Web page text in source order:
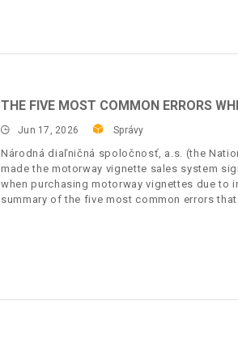
THE FIVE MOST COMMON ERRORS
Jun 17, 2026 Správy
Národná diaľničná spoločnosť, a.s. (the
made the motorway vignette sales system
when purchasing motorway vignettes due to
summary of the five most common errors